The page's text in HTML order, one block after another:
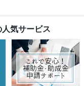
取得年 : 2022年
各種申請手続きの相談対応
補助金 助成金
気サービス